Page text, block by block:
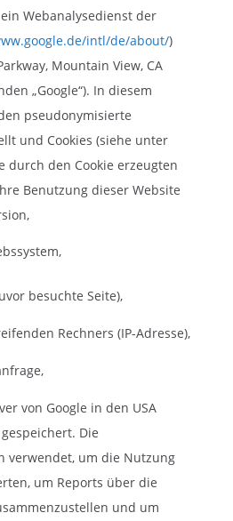
Webanalysedienst der
intl/de/about/)
Mountain View, CA
„Google“). In diesem
pseudonymisierte
und Cookies (siehe unter
durch den Cookie erzeugten
Benutzung dieser Website
besuchte Seite),
Rechners (IP-Adresse),
von Google in den USA
Die
verwendet, um die Nutzung
um Reports über die
und um